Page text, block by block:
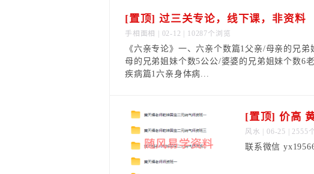
[置顶] 过三关专论，线下课，非资料
手相面相 | 02-12 | 10287个浏览
《六亲专论》一、六亲个数篇1父亲/母亲的兄
母的兄弟姐妹个数5公公/婆婆的兄弟姐妹个数6
疾病篇1六亲身体病...
[置顶] 价高
风水 | 06-25 | 2555
联系微信